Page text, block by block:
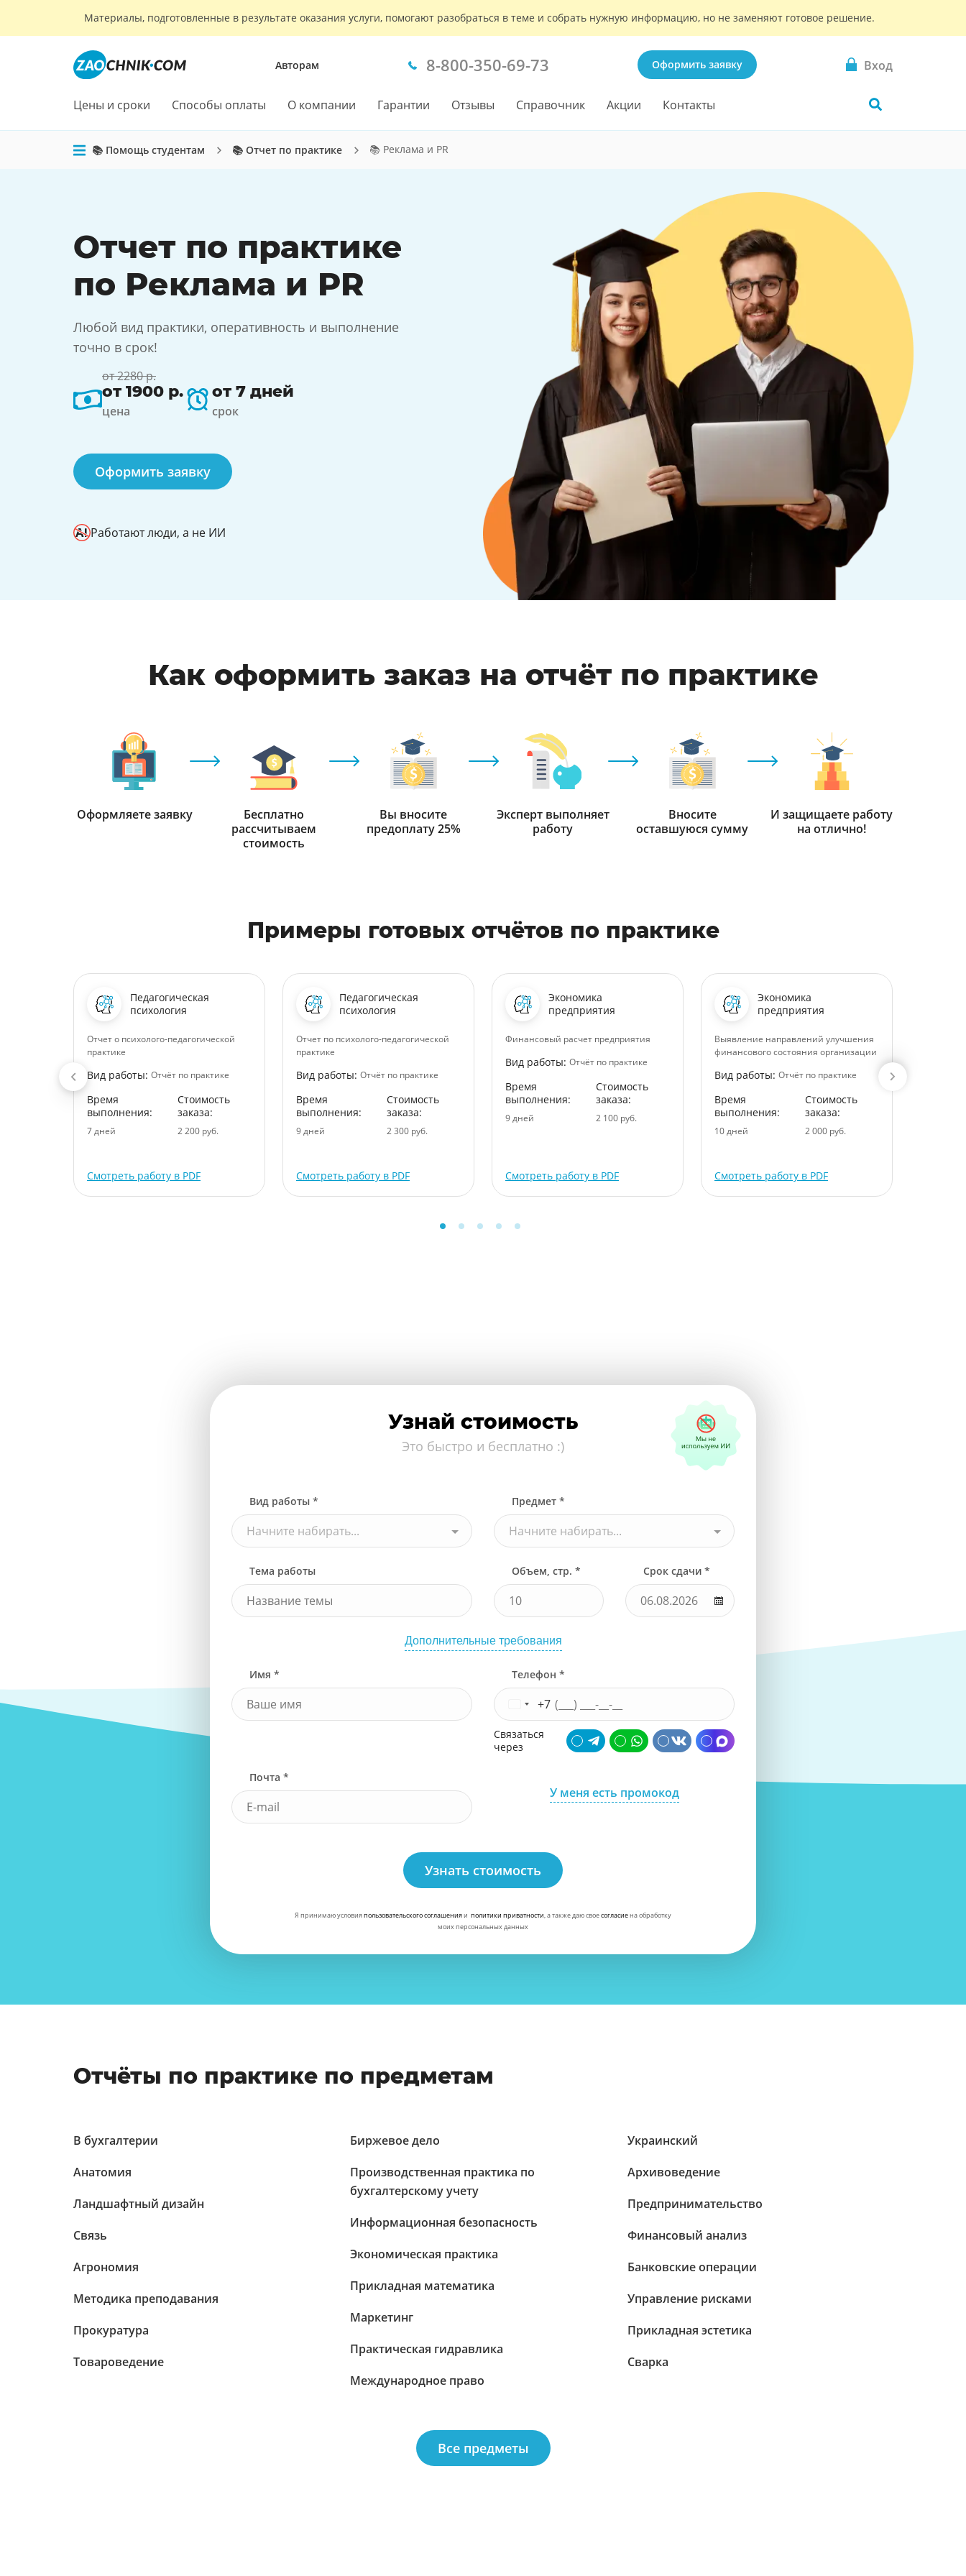
Материалы, подготовленные в результате оказания услуги, помогают разобраться в теме и собрать нужную информацию, но не заменяют готовое решение.
Авторам 8-800-350-69-73 Оформить заявку Вход
Цены и сроки Способы оплаты О компании Гарантии Отзывы Справочник Акции Контакты
📚 Помощь студентам 📚 Отчет по практике 📚 Реклама и PR
Отчет по практике
по Реклама и PR
Любой вид практики, оперативность и выполнение
точно в срок!
от 2280 р.
от 1900 р.
цена
от 7 дней
срок
Оформить заявку
Работают люди, а не ИИ
Как оформить заказ на отчёт по практике
Оформляете заявку
Бесплатно
рассчитываем
стоимость
Вы вносите
предоплату 25%
Эксперт выполняет
работу
Вносите
оставшуюся сумму
И защищаете работу
на отлично!
Примеры готовых отчётов по практике
Педагогическая
психология
Отчет о психолого-педагогической
практике
Вид работы: Отчёт по практике
Время
выполнения:
7 дней
Стоимость
заказа:
2 200 руб.
Смотреть работу в PDF
Педагогическая
психология
Отчет по психолого-педагогической
практике
Вид работы: Отчёт по практике
Время
выполнения:
9 дней
Стоимость
заказа:
2 300 руб.
Смотреть работу в PDF
Экономика
предприятия
Финансовый расчет предприятия
Вид работы: Отчёт по практике
Время
выполнения:
9 дней
Стоимость
заказа:
2 100 руб.
Смотреть работу в PDF
Экономика
предприятия
Выявление направлений улучшения
финансового состояния организации
Вид работы: Отчёт по практике
Время
выполнения:
10 дней
Стоимость
заказа:
2 000 руб.
Смотреть работу в PDF
Узнай стоимость
Это быстро и бесплатно :)
Вид работы *
Начните набирать...
Предмет *
Начните набирать...
Тема работы Объем, стр. * Срок сдачи *
Дополнительные требования
Имя * Телефон *
+7
Связаться
через
Почта *
У меня есть промокод
Узнать стоимость
Я принимаю условияпользовательского соглашенияи политики приватности, а также даю своесогласиена обработку
моих персональных данных
Отчёты по практике по предметам
В бухгалтерии
Анатомия
Ландшафтный дизайн
Связь
Агрономия
Методика преподавания
Прокуратура
Товароведение
Биржевое дело
Производственная практика по
бухгалтерскому учету
Информационная безопасность
Экономическая практика
Прикладная математика
Маркетинг
Практическая гидравлика
Международное право
Украинский
Архивоведение
Предпринимательство
Финансовый анализ
Банковские операции
Управление рисками
Прикладная эстетика
Сварка
Все предметы